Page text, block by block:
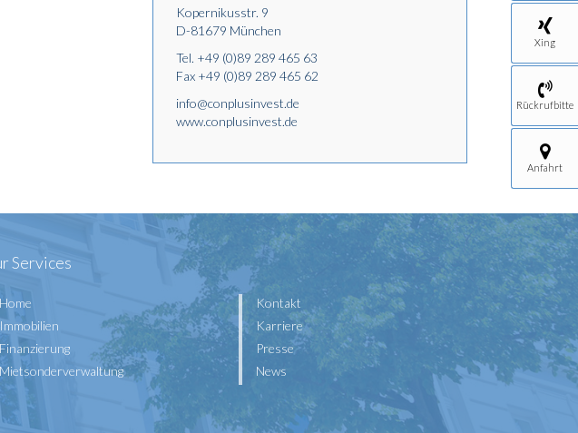
Xing
Rückrufbitte
Anfahrt
Kopernikusstr. 9
D-81679 München
Tel. +49 (0)89 289 465 63
Fax +49 (0)89 289 465 62
info@conplusinvest.de
www.conplusinvest.de
Services
Home
Immobilien
Finanzierung
Mietsonderverwaltung
Kontakt
Karriere
Presse
News